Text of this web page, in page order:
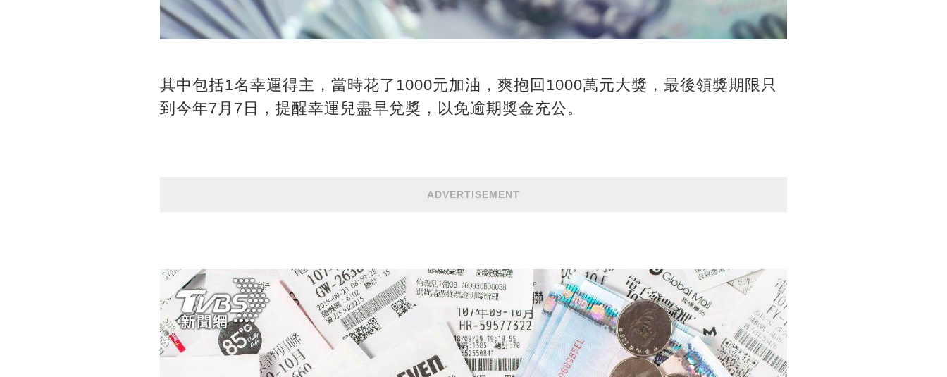
其中包括1名幸運得主，當時花了1000元加油，爽抱回1000萬元大獎，最後領獎期限只
到今年7月7日，提醒幸運兒盡早兌獎，以免逾期獎金充公。
ADVERTISEMENT